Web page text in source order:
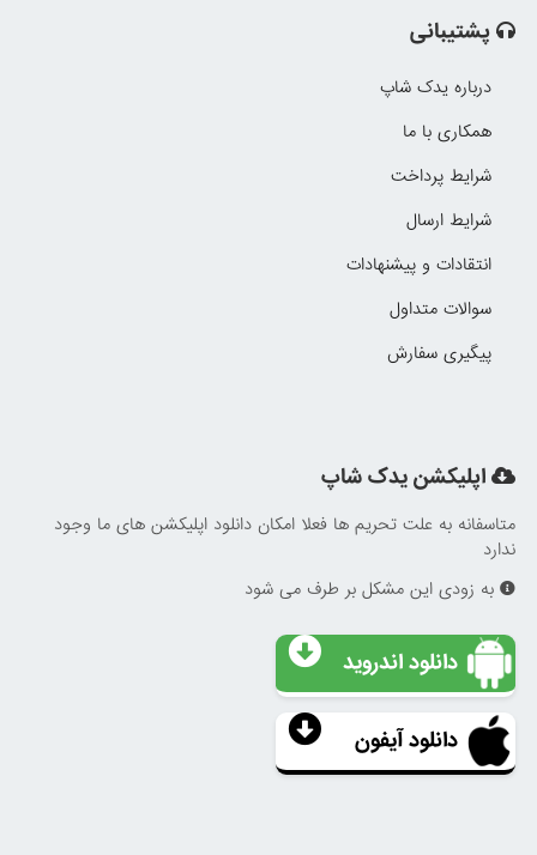
پشتیبانی
درباره یدک شاپ
همکاری با ما
شرایط پرداخت
شرایط ارسال
انتقادات و پیشنهادات
سوالات متداول
پیگیری سفارش
اپلیکشن یدک شاپ
متاسفانه به علت تحریم ها فعلا امکان دانلود اپلیکشن های ما وجود
ندارد
به زودی این مشکل بر طرف می شود
دانلود اندروید
دانلود آیفون